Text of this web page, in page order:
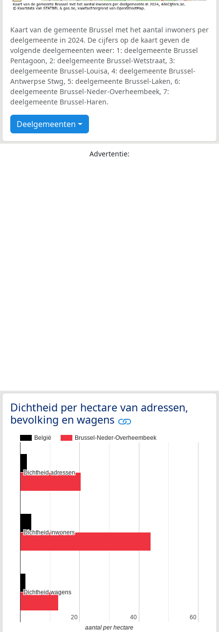
Kaart van de gemeente Brussel met het aantal inwoners per
deelgemeente in 2024. De cijfers op de kaart geven de
volgende deelgemeenten weer: 1: deelgemeente Brussel
Pentagoon, 2: deelgemeente Brussel-Wetstraat, 3:
deelgemeente Brussel-Louisa, 4: deelgemeente Brussel-
Antwerpse Stwg, 5: deelgemeente Brussel-Laken, 6:
deelgemeente Brussel-Neder-Overheembeek, 7:
deelgemeente Brussel-Haren.
Deelgemeenten
Advertentie:
Dichtheid per hectare van adressen,
bevolking en wagens
België Brussel-Neder-Overheembeek
20
20 40
40 60
60
Dichtheid adressen
Dichtheid adressen
Dichtheid inwoners
Dichtheid inwoners
Dichtheid wagens
Dichtheid wagens
aantal per hectare